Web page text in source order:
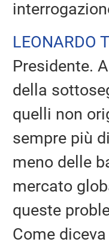
LEONARDO
Presidente.
della
quelli non
sempre più
meno delle
mercato
queste
Come